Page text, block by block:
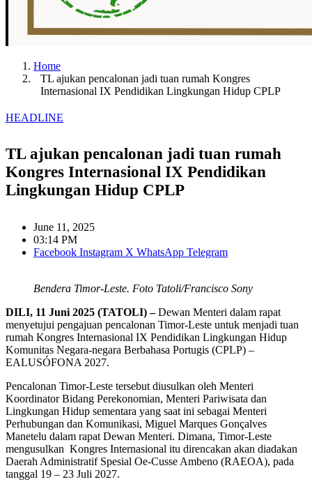
Home
TL ajukan pencalonan jadi tuan rumah Kongres
Internasional IX Pendidikan Lingkungan Hidup CPLP
HEADLINE
TL ajukan pencalonan jadi tuan rumah
Kongres Internasional IX Pendidikan
Lingkungan Hidup CPLP
June 11, 2025
03:14 PM
Facebook Instagram X WhatsApp Telegram
Bendera Timor-Leste. Foto Tatoli/Francisco Sony
DILI, 11 Juni 2025 (TATOLI) –Dewan Menteri dalam rapat
menyetujui pengajuan pencalonan Timor-Leste untuk menjadi tuan
rumah Kongres Internasional IX Pendidikan Lingkungan Hidup
Komunitas Negara-negara Berbahasa Portugis (CPLP) –
EALUSÓFONA 2027.
Pencalonan Timor-Leste tersebut diusulkan oleh Menteri
Koordinator Bidang Perekonomian, Menteri Pariwisata dan
Lingkungan Hidup sementara yang saat ini sebagai Menteri
Perhubungan dan Komunikasi, Miguel Marques Gonçalves
Manetelu dalam rapat Dewan Menteri. Dimana, Timor-Leste
mengusulkan Kongres Internasional itu direncakan akan diadakan
Daerah Administratif Spesial Oe-Cusse Ambeno (RAEOA), pada
tanggal 19 – 23 Juli 2027.